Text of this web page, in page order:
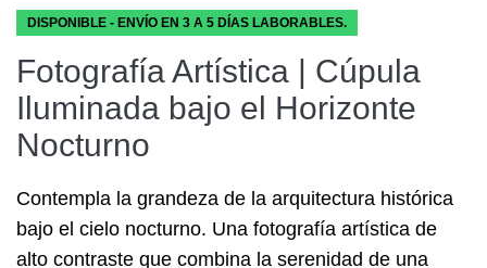
DISPONIBLE - ENVÍO EN 3 A 5 DÍAS LABORABLES.
Fotografía Artística | Cúpula
Iluminada bajo el Horizonte
Nocturno
Contempla la grandeza de la arquitectura histórica
bajo el cielo nocturno. Una fotografía artística de
alto contraste que combina la serenidad de una